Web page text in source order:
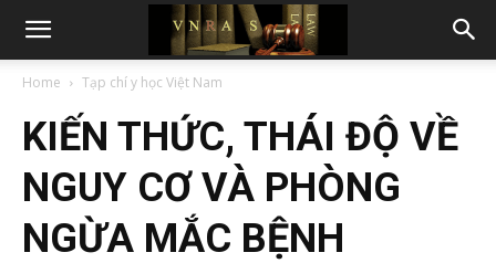
Home Tạp chí y học Việt Nam
KIẾN THỨC, THÁI ĐỘ VỀ
NGUY CƠ VÀ PHÒNG
NGỪA MẮC BỆNH